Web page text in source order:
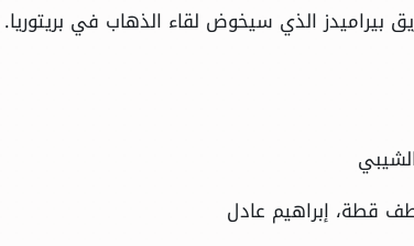
بيراميدز الذي سيخوض لقاء الذهاب في
قطة، إبراهيم عادل